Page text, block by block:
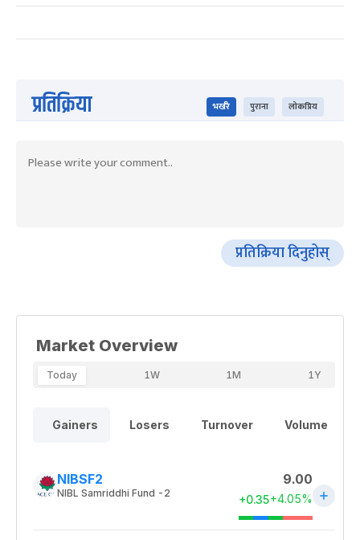
प्रतिक्रिया भर्खरै पुराना लोकप्रिय
प्रतिक्रिया दिनुहोस्